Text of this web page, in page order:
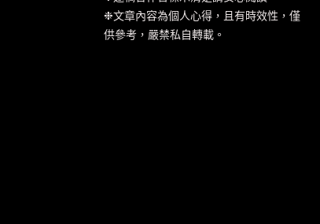
❉文章內容為個人心得，且有時效性，僅
供參考，嚴禁私自轉載。